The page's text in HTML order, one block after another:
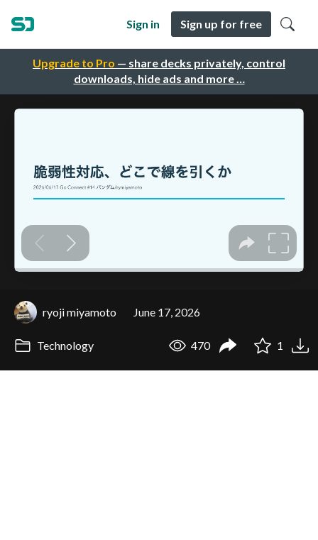
Upgrade to Pro — share decks privately, control
downloads, hide ads and more …
Sign in Sign up for free
ryoji miyamoto June 17, 2026
Technology 470 1